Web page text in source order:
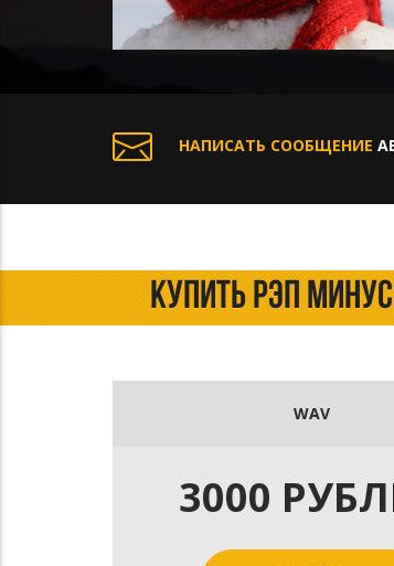
НАПИСАТЬ СООБЩЕНИЕ
КУПИТЬ РЭП МИНУС
WAV
3000